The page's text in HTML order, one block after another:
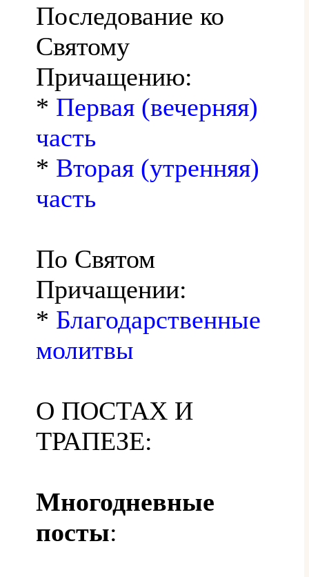
Последование ко
Святому
Причащению:
* Первая (вечерняя)
часть
* Вторая (утренняя)
часть
По Святом
Причащении:
* Благодарственные
молитвы
О ПОСТАХ И
ТРАПЕЗЕ:
Многодневные
посты: